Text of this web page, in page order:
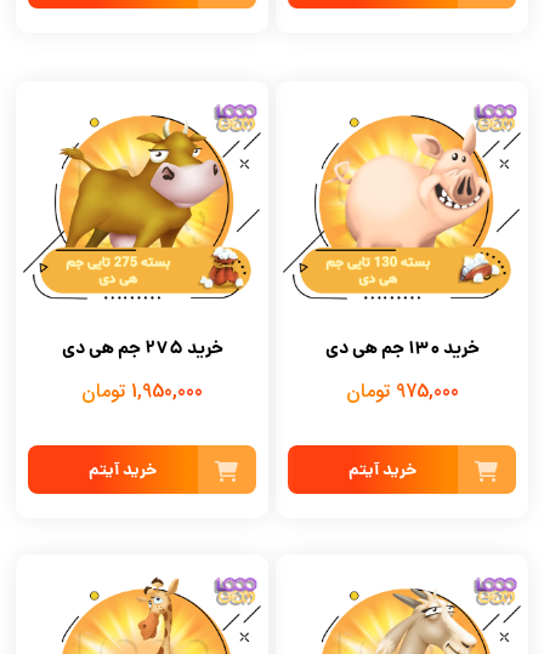
خرید 130 جم هی دی
975,000 تومان
خرید آیتم
خرید 275 جم هی دی
1,950,000 تومان
خرید آیتم